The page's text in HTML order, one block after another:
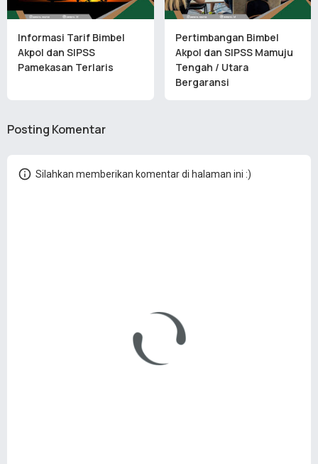
Informasi Tarif Bimbel
Akpol dan SIPSS
Pamekasan Terlaris
Pertimbangan Bimbel
Akpol dan SIPSS Mamuju
Tengah / Utara
Bergaransi
Posting Komentar
Silahkan memberikan komentar di halaman ini :)